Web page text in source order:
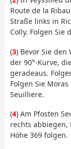
Route de la
Straße links in
Colly. Folgen Sie
(3) Bevor Sie den
der 90°-Kurve,
geradeaus.
Folgen Sie
Seuilliere.
(4) Am Pfosten
rechts abbiegen,
Höhe 369 folgen.